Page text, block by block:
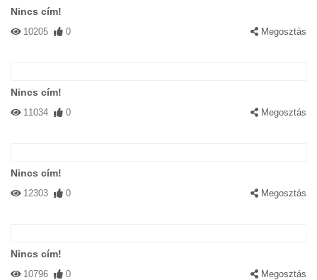
Nincs cím!
10205 0 Megosztás
Nincs cím!
11034 0 Megosztás
Nincs cím!
12303 0 Megosztás
Nincs cím!
10796 0 Megosztás